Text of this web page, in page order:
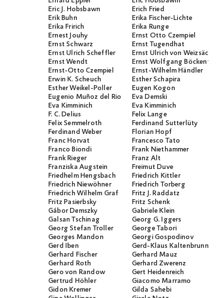
Eric J. Hobsbawn
Erich Fried
Erik Buhn
Erika Fischer-Lichte
Erika Fririch
Erika Runge
Ernest Jouhy
Ernst Otto Czempiel
Ernst Schwarz
Ernst Tugendhat
Ernst Ulrich Scheffler
Ernst Ulrich von Weizsäcker
Ernst Wendt
Ernst Wolfgang
Ernst-Otto Czempiel
Ernst-Wilhelm Händler
Erwin K. Scheuch
Esther Schapira
Esther Weikel-Poller
Eugen Kogon
Eugenio Muñoz del Rio
Eva Demski
Eva Kimminich
Eva Kimminich
F. C. Delius
Felix Lange
Felix Semmelroth
Ferdinand Sutterlüty
Ferdinand Weber
Florian Hopf
Franc Horvat
Francesco Tato
Franco Biondi
Frank Niethammer
Frank Rieger
Franz Alt
Franziska Augstein
Freimut Duve
Friedhelm Hengsbach
Friedrich Kittler
Friedrich Niewöhner
Friedrich Torberg
Friedrich Wilhelm Graf
Fritz J. Raddatz
Fritz Pasierbsky
Fritz Schenk
Gábor Demszky
Gabriele Klein
Galsan Tschinag
Georg G. Iggers
Georg Stefan Troller
George Tabori
Georges Mandon
Georgi Gospodinov
Gerd Iben
Gerd-Klaus Kaltenbrunner
Gerhard Fischer
Gerhard Mauz
Gerhard Roth
Gerhard Zwerenz
Gero von Randow
Gert Heidenreich
Gertrud Höhler
Giacomo Marramo
Gidon Kremer
Gilda Sahebi